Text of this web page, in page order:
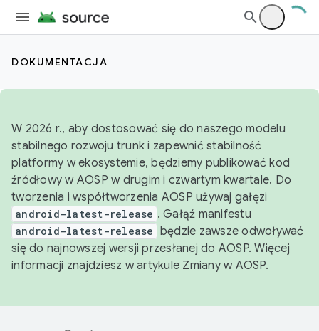
DOKUMENTACJA
W 2026 r., aby dostosować się do naszego modelu
stabilnego rozwoju trunk i zapewnić stabilność
platformy w ekosystemie, będziemy publikować kod
źródłowy w AOSP w drugim i czwartym kwartale. Do
tworzenia i współtworzenia AOSP używaj gałęzi
android-latest-release . Gałąź manifestu
android-latest-release będzie zawsze odwoływać
się do najnowszej wersji przesłanej do AOSP. Więcej
informacji znajdziesz w artykule Zmiany w AOSP.